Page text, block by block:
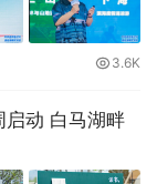
3.6K
启动 白马湖畔